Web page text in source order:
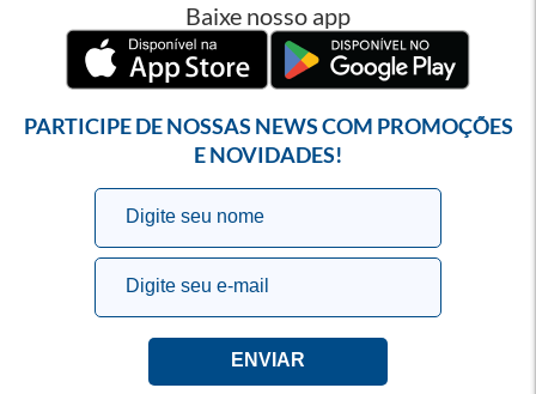
Baixe nosso app
PARTICIPE DE NOSSAS NEWS COM PROMOÇÕES
E NOVIDADES!